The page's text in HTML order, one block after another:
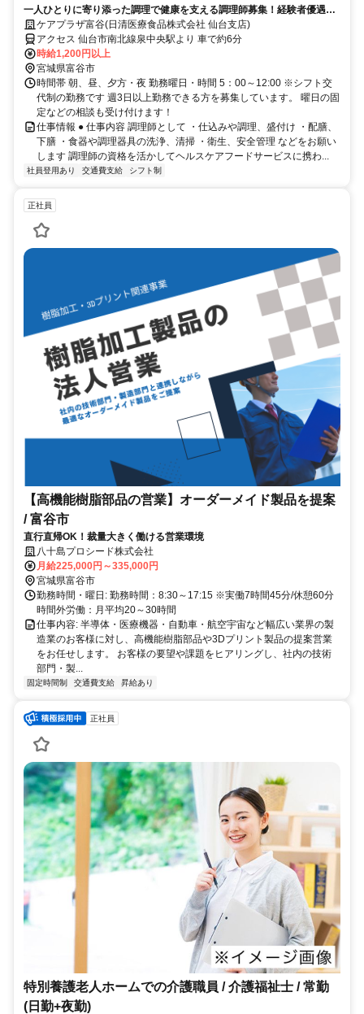
一人ひとりに寄り添った調理で健康を支える調理師募集！経験者優遇
+資格手当でしっかり評価◎
ケアプラザ富谷(日清医療食品株式会社 仙台支店)
アクセス 仙台市南北線泉中央駅より 車で約6分
時給1,200円以上
宮城県富谷市
時間帯 朝、昼、夕方・夜 勤務曜日・時間 5：00～12:00 ※シフト交
代制の勤務です 週3日以上勤務できる方を募集しています。 曜日の固
定などの相談も受け付けます！
仕事情報 ● 仕事内容 調理師として ・仕込みや調理、盛付け ・配膳、
下膳 ・食器や調理器具の洗浄、清掃 ・衛生、安全管理 などをお願い
します 調理師の資格を活かしてヘルスケアフードサービスに携わ...
社員登用あり 交通費支給 シフト制
正社員
【高機能樹脂部品の営業】オーダーメイド製品を提案
/ 富谷市
直行直帰OK！裁量大きく働ける営業環境
八十島プロシード株式会社
月給225,000円～335,000円
宮城県富谷市
勤務時間・曜日: 勤務時間：8:30～17:15 ※実働7時間45分/休憩60分
時間外労働：月平均20～30時間
仕事内容: 半導体・医療機器・自動車・航空宇宙など幅広い業界の製
造業のお客様に対し、高機能樹脂部品や3Dプリント製品の提案営業
をお任せします。 お客様の要望や課題をヒアリングし、社内の技術
部門・製...
固定時間制 交通費支給 昇給あり
正社員
特別養護老人ホームでの介護職員 / 介護福祉士 / 常勤
(日勤+夜勤)